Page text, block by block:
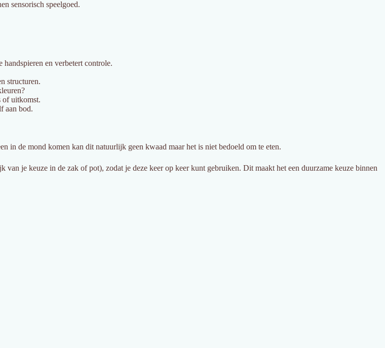
sensorisch speelgoed.
en verbetert controle.
structuren.
of uitkomst.
aan bod.
in de mond komen kan dit natuurlijk geen kwaad maar het is niet bedoeld om te eten.
je keuze in de zak of pot), zodat je deze keer op keer kunt gebruiken. Dit maakt het een duurzame keuze binnen